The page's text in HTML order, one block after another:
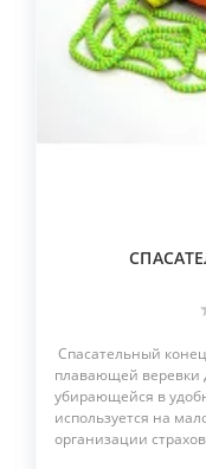
Спасательный
плавающей веревки
убирающейся в
используется на
организации